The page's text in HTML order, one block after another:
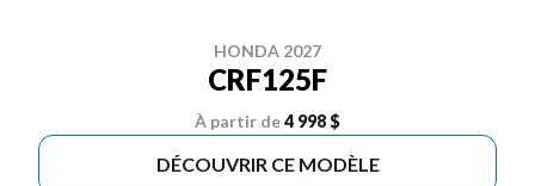
HONDA 2027
CRF125F
À partir de4 998 $
DÉCOUVRIR CE MODÈLE